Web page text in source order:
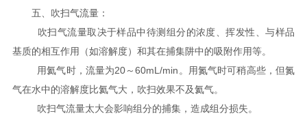
五、吹扫气流量：
吹扫气流量取决于样品中待测组分的浓度、挥发性、与样品
基质的相互作用（如溶解度）和其在捕集阱中的吸附作用等。
用氦气时，流量为20～60mL/min。用氮气时可稍高些，但氮
气在水中的溶解度比氦气大，吹扫效果不及氦气。
吹扫气流量太大会影响组分的捕集，造成组分损失。